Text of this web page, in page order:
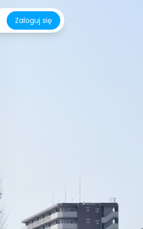
Zaloguj się